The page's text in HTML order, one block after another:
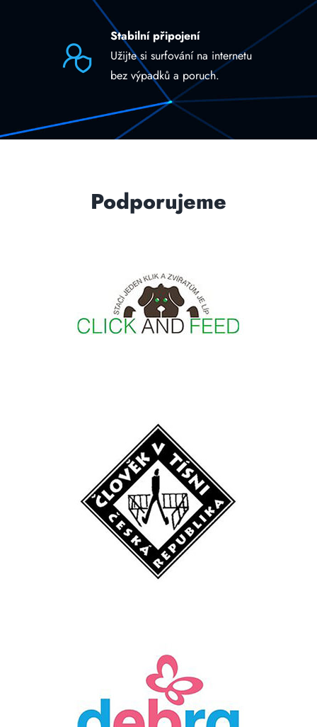
Stabilní připojení
Užijte si surfování na internetu
bez výpadků a poruch.
Podporujeme